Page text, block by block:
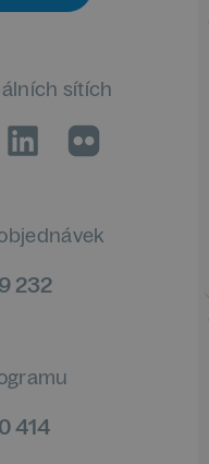
sítích
LinkedIn
flickr
232
414